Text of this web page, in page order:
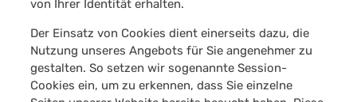
von Ihrer Identität erhalten.
Der Einsatz von Cookies dient einerseits dazu, die
Nutzung unseres Angebots für Sie angenehmer zu
gestalten. So setzen wir sogenannte Session-
Cookies ein, um zu erkennen, dass Sie einzelne